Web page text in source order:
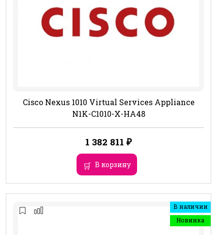
Cisco Nexus 1010 Virtual Services Appliance
N1K-C1010-X-HA48
1 382 811 ₽
В корзину
В наличии
Новинка